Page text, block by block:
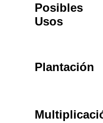
Posibles
Usos
Plantación